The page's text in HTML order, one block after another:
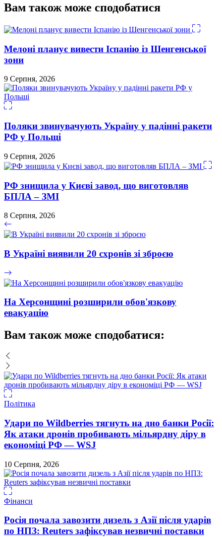
Вам також може сподобатися
Мелоні планує вивести Іспанію із Шенгенської
зони
9 Серпня, 2026
Поляки звинувачують Україну у падінні ракети
РФ у Польщі
9 Серпня, 2026
РФ знищила у Києві завод, що виготовляв
БПЛА – ЗМІ
8 Серпня, 2026
В Україні виявили 20 схронів зі зброєю
На Херсонщині розширили обов'язкову
евакуацію
Вам також може сподобатися:
Політика
Удари по Wildberries тягнуть на дно банки Росії:
Як атаки дронів пробивають мільярдну діру в
економіці РФ — WSJ
10 Серпня, 2026
Фінанси
Росія почала завозити дизель з Азії після ударів
по НПЗ: Reuters зафіксував незвичні поставки